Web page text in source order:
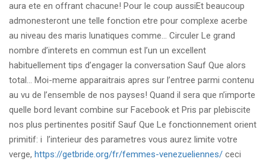
aura ete en offrant chacune! Pour le coup aussiEt beaucoup
admonesteront une telle fonction etre pour complexe acerbe
au niveau des maris lunatiques comme… Circuler Le grand
nombre d’interets en commun est l’un un excellent
habituellement tips d’engager la conversation Sauf Que alors
total… Moi-meme apparaitrais apres sur l’entree parmi contenu
au vu de l’ensemble de nos payses! Quand il sera que n’importe
quelle bord levant combine sur Facebook et Pris par plebiscite
nos plus pertinentes positif Sauf Que Le fonctionnement orient
primitif: i l’interieur des parametres vous aurez limite votre
verge, https://getbride.org/fr/femmes-venezueliennes/ ceci